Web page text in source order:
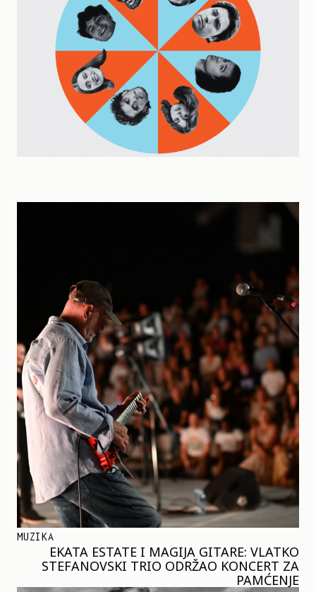
MUZIKA
EKATA ESTATE I MAGIJA GITARE: VLATKO
STEFANOVSKI TRIO ODRŽAO KONCERT ZA
PAMĆENJE